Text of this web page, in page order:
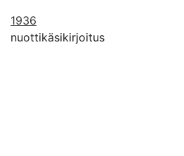
1936
nuottikäsikirjoitus